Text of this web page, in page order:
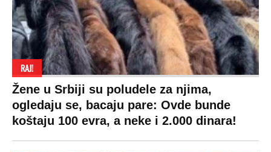
RAJ!
Žene u Srbiji su poludele za njima,
ogledaju se, bacaju pare: Ovde bunde
koštaju 100 evra, a neke i 2.000 dinara!